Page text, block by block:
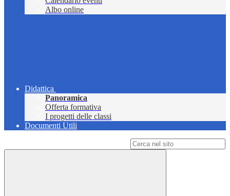
Albo online
Didattica
Panoramica
Offerta formativa
I progetti delle classi
Documenti Utili